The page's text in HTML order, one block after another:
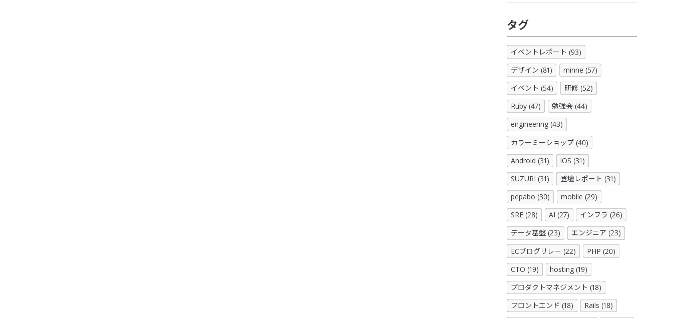
タグ
イベントレポート (93)
デザイン (81)
minne (57)
イベント (54)
研修 (52)
Ruby (47)
勉強会 (44)
engineering (43)
カラーミーショップ (40)
Android (31)
iOS (31)
SUZURI (31)
登壇レポート (31)
pepabo (30)
mobile (29)
SRE (28)
AI (27)
インフラ (26)
データ基盤 (23)
エンジニア (23)
ECブログリレー (22)
PHP (20)
CTO (19)
hosting (19)
プロダクトマネジメント (18)
フロントエンド (18)
Rails (18)